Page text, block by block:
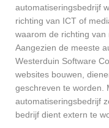
automatiseringsbedrijf
richting van ICT of
waarom de richting
Aangezien de meeste
Westerduin Software
websites bouwen,
geschreven te worden.
automatiseringsbedrijf
bedrijf dient extern te